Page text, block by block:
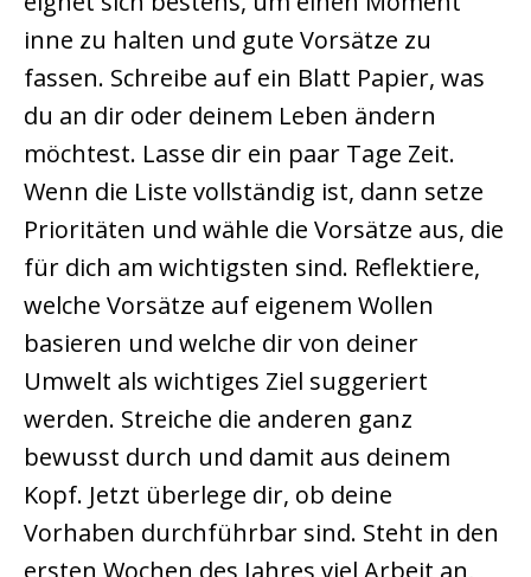
inne zu halten und gute Vorsätze zu
fassen. Schreibe auf ein Blatt Papier, was
du an dir oder deinem Leben ändern
möchtest. Lasse dir ein paar Tage Zeit.
Wenn die Liste vollständig ist, dann setze
Prioritäten und wähle die Vorsätze aus, die
für dich am wichtigsten sind. Reflektiere,
welche Vorsätze auf eigenem Wollen
basieren und welche dir von deiner
Umwelt als wichtiges Ziel suggeriert
werden. Streiche die anderen ganz
bewusst durch und damit aus deinem
Kopf. Jetzt überlege dir, ob deine
Vorhaben durchführbar sind. Steht in den